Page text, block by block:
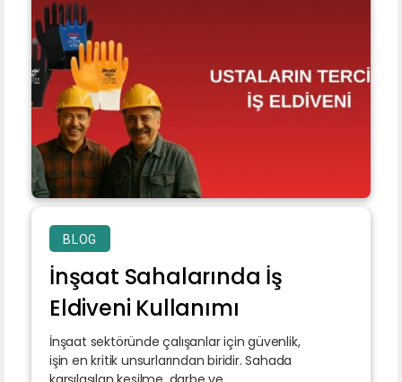
BLOG
İnşaat Sahalarında İş
Eldiveni Kullanımı
İnşaat sektöründe çalışanlar için güvenlik,
işin en kritik unsurlarından biridir. Sahada